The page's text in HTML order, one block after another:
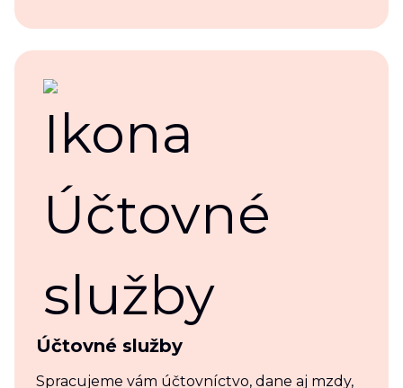
Účtovné služby
Spracujeme vám účtovníctvo, dane aj mzdy,